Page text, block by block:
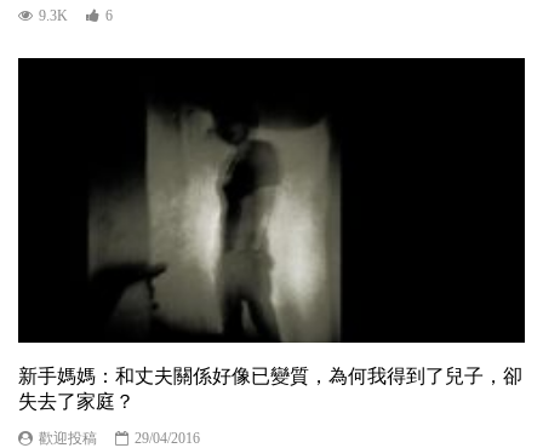
9.3K
6
新手媽媽：和丈夫關係好像已變質，為何我得到了兒子，卻
失去了家庭？
歡迎投稿
29/04/2016